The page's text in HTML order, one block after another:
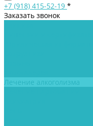
+7 (918) 415-52-19 *
Заказать звонок
Лечение алкоголизма